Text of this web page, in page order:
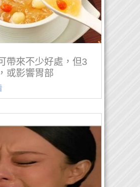
帶來不少好處，但3
或影響胃部